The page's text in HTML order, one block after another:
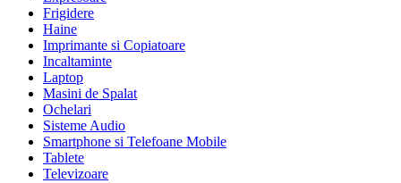
Frigidere
Haine
Imprimante si Copiatoare
Incaltaminte
Laptop
Masini de Spalat
Ochelari
Sisteme Audio
Smartphone si Telefoane Mobile
Tablete
Televizoare